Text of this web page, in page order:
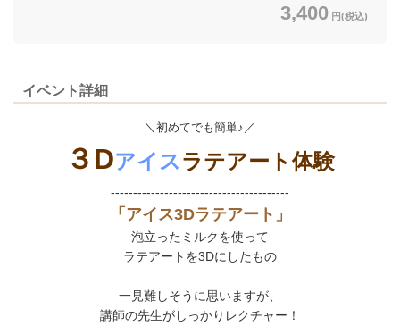
3,400 円(税込)
イベント詳細
＼初めてでも簡単♪／
３Dアイスラテアート体験
----------------------------------------
「アイス3Dラテアート」
泡立ったミルクを使って
ラテアートを3Dにしたもの
一見難しそうに思いますが、
講師の先生がしっかりレクチャー！